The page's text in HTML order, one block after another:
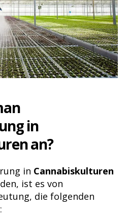
in
an?
in Cannabiskulturen
ist es von
die folgenden